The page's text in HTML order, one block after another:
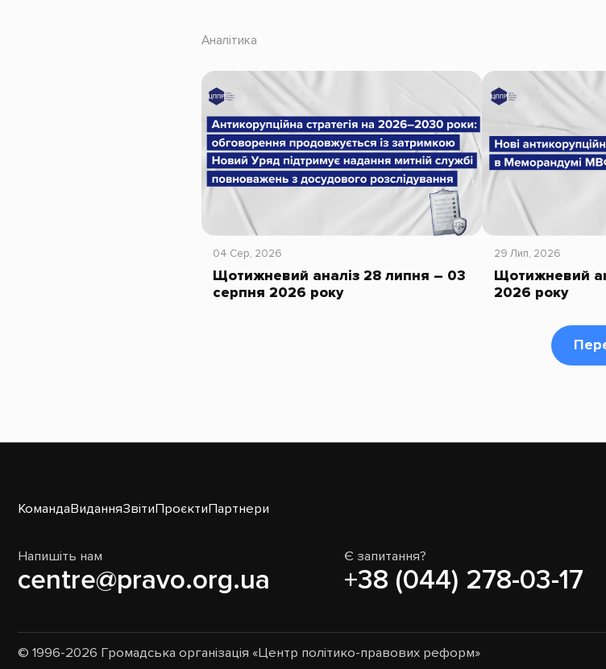
Аналітика
04 Сер, 2026
Щотижневий аналіз 28 липня – 03
серпня 2026 року
29 Лип, 2026
Щотижневий
2026 року
КомандаВиданняЗвітиПроєктиПартнери
Напишіть нам
centre@pravo.org.ua
Є запитання?
+38 (044) 278-03-17
© 1996-2026 Громадська організація «Центр політико-правових реформ»